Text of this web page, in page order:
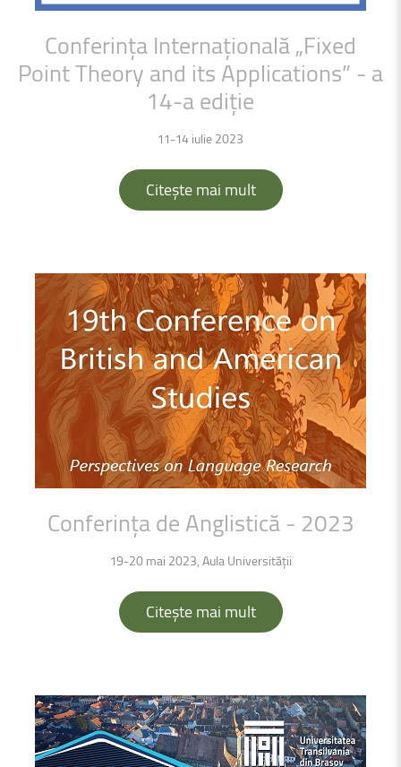
Conferința Internațională„Fixed
PointTheory and its Applications” - a
14-aediție
11-14 iulie 2023
Citește mai mult
Conferințade Anglistică - 2023
19-20 mai 2023, Aula Universității
Citește mai mult